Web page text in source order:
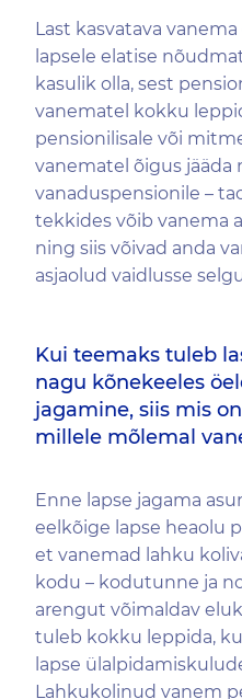
Last kasvatava
lapsele elatise
kasulik olla, sest
vanematel kokku
pensionilisale või
vanematel õigus
vanaduspensionile –
tekkides võib vanema
ning siis võivad anda
asjaolud vaidlusse
Kui teemaks tuleb
nagu kõnekeeles
jagamine, siis mis
millele mõlemal
Enne lapse jagama
eelkõige lapse heaolu
et vanemad lahku
kodu – kodutunne ja
arengut võimaldav
tuleb kokku leppida,
lapse
Lahkukolinud vanem